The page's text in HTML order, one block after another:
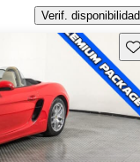
Verif. disponibilidad